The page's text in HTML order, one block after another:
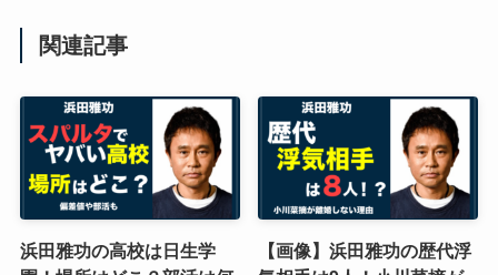
関連記事
浜田雅功の高校は日生学
【画像】浜田雅功の歴代浮